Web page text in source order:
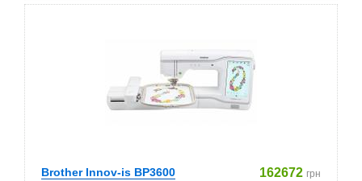
Brother Innov-is BP3600 162672 грн